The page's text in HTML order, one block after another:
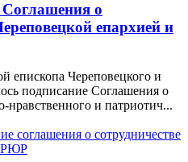
Соглашения о
епархией и
епископа Череповецкого и
подписание Соглашения о
нравственного и патриотич...